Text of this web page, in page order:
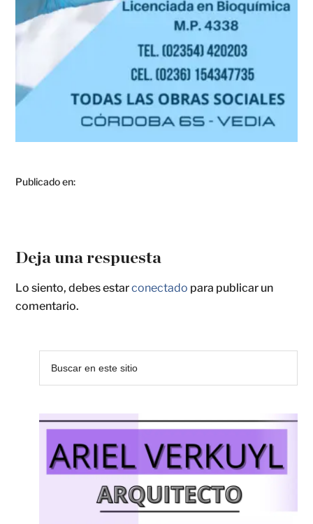
Publicado en:
Deja una respuesta
Lo siento, debes estarconectado para publicar un
comentario.